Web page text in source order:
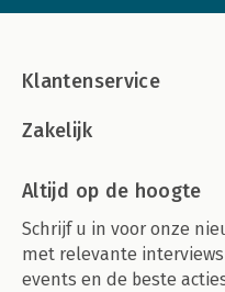
Klantenservice
Zakelijk
Altijd op de hoogte
Schrijf u in voor onze
met relevante
events en de beste